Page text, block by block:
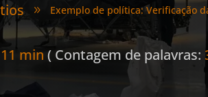
9 Exemplo de política: Verificação
11 min ( Contagem de palavras: